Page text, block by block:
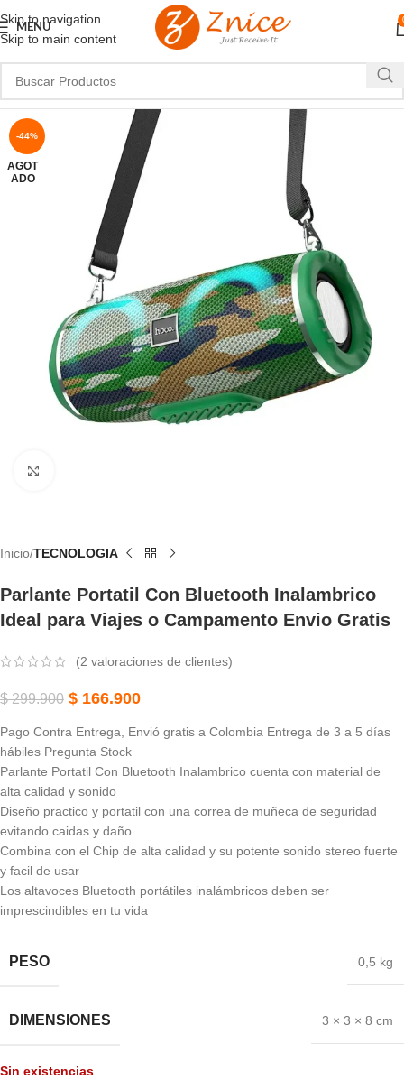
Skip to navigation
Skip to main content
MENU
-44%
AGOT
ADO
Inicio TECNOLOGIA
Parlante Portatil Con Bluetooth Inalambrico
Ideal para Viajes o Campamento Envio Gratis
(2 valoraciones de clientes)
$299.900 $ 166.900
Pago Contra Entrega, Envió gratis a Colombia Entrega de 3 a 5 días
hábiles Pregunta Stock
Parlante Portatil Con Bluetooth Inalambrico cuenta con material de
alta calidad y sonido
Diseño practico y portatil con una correa de muñeca de seguridad
evitando caidas y daño
Combina con el Chip de alta calidad y su potente sonido stereo fuerte
y facil de usar
Los altavoces Bluetooth portátiles inalámbricos deben ser
imprescindibles en tu vida
PESO 0,5 kg
DIMENSIONES 3 × 3 × 8 cm
Sin existencias